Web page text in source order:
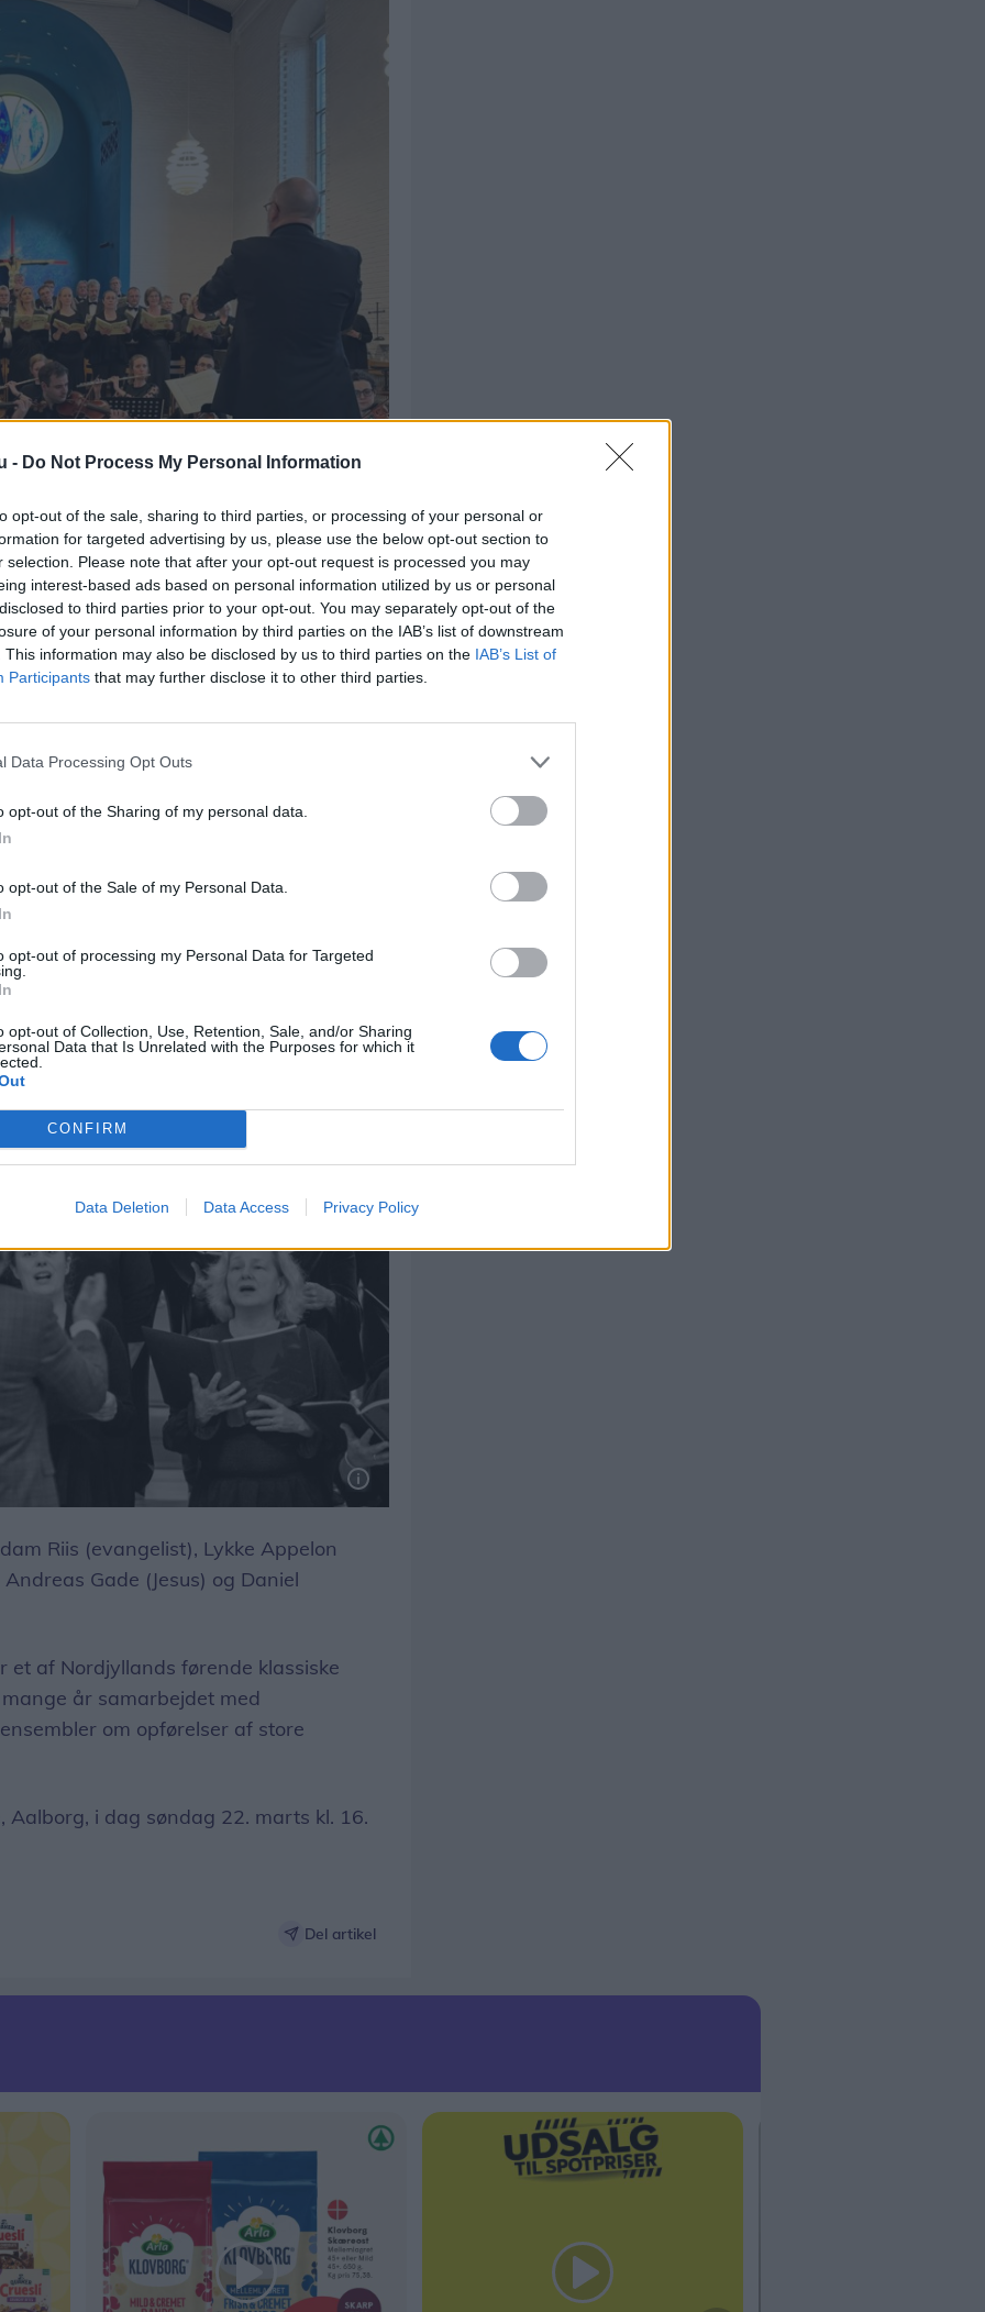
- Do Not Process My Personal Information
opt-out of the sale, sharing to third parties, or processing of your personal or
for targeted advertising by us, please use the below opt-out section to
selection. Please note that after your opt-out request is processed you may
interest-based ads based on personal information utilized by us or personal
to third parties prior to your opt-out. You may separately opt-out of the
of your personal information by third parties on the IAB’s list of downstream
This information may also be disclosed by us to third parties on the IAB’s List of
Participants that may further disclose it to other third parties.
Data Processing Opt Outs
opt-out of the Sharing of my personal data.
opt-out of the Sale of my Personal Data.
opt-out of processing my Personal Data for Targeted
opt-out of Collection, Use, Retention, Sale, and/or Sharing
Data that Is Unrelated with the Purposes for which it
CONFIRM
Data Deletion Data Access Privacy Policy
og regnes for et af musikhistoriens
kraft, stærke kor og smukke arier.
til refleksion og fordybelse.
utrolig dramatisk og følelsesmæssig
svigt, ondskab og håb rammer os
Bojesen.
Riis (evangelist), Lykke Appelon
Gade (Jesus) og Daniel
et af Nordjyllands førende klassiske
år samarbejdet med
om opførelser af store
Aalborg, i dag søndag 22. marts kl. 16.
Del artikel